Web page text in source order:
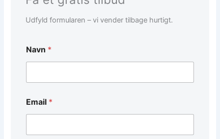
Udfyld formularen – vi vender tilbage hurtigt.
Navn *
Email *